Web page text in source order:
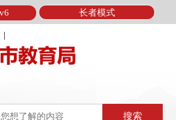
长者模式